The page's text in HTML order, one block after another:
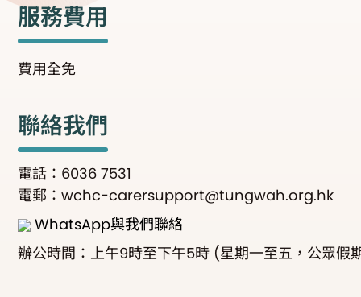
服務費用
費用全免
聯絡我們
電話：6036 7531
電郵：wchc-carersupport@tungwah.org.hk
WhatsApp與我們聯絡
辦公時間：上午9時至下午5時 (星期一至五，公眾假